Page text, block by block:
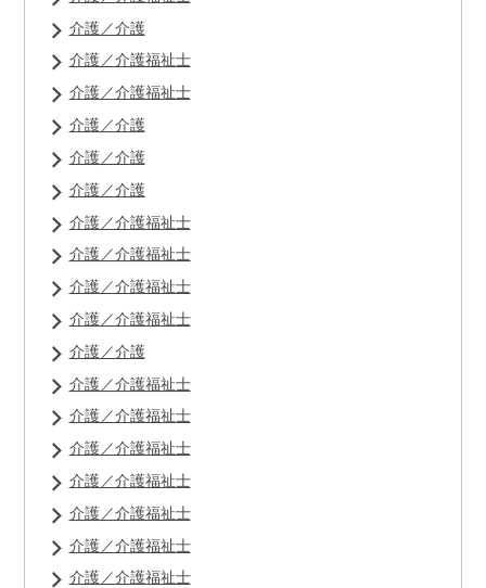
介護／介護
介護／介護福祉士
介護／介護福祉士
介護／介護
介護／介護
介護／介護
介護／介護福祉士
介護／介護福祉士
介護／介護福祉士
介護／介護福祉士
介護／介護
介護／介護福祉士
介護／介護福祉士
介護／介護福祉士
介護／介護福祉士
介護／介護福祉士
介護／介護福祉士
介護／介護福祉士